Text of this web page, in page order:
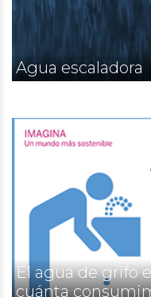
Agua escaladora
El agua de grifo
cuánta